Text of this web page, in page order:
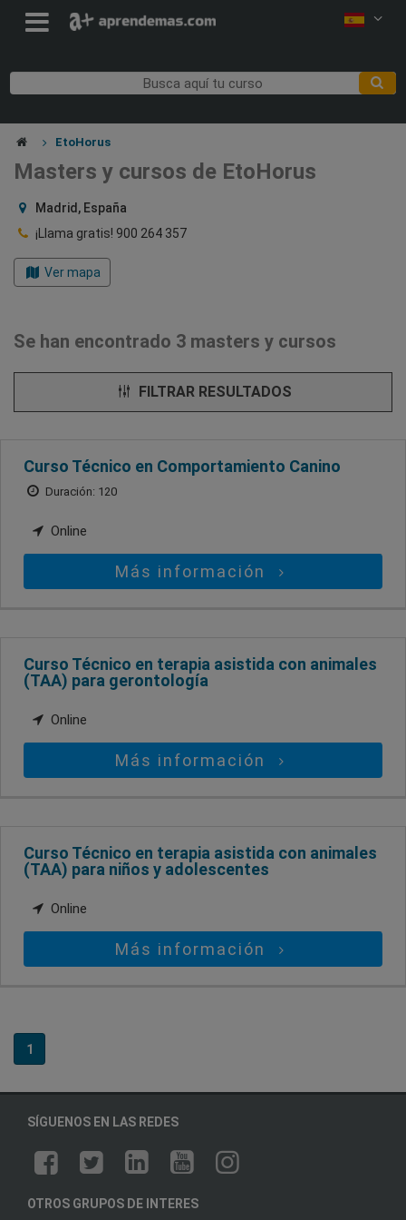
EtoHorus
Masters y cursos de EtoHorus
Madrid, España
¡Llama gratis! 900 264 357
Ver mapa
Se han encontrado 3 masters y cursos
FILTRAR RESULTADOS
Curso Técnico en Comportamiento Canino
Duración: 120
Online
Más información
Curso Técnico en terapia asistida con animales
(TAA) para gerontología
Online
Más información
Curso Técnico en terapia asistida con animales
(TAA) para niños y adolescentes
Online
Más información
1
SÍGUENOS EN LAS REDES
OTROS GRUPOS DE INTERES